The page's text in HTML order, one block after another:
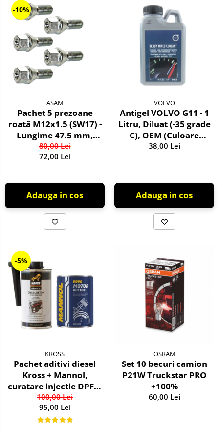
-10%
ASAM
Pachet 5 prezoane
roată M12x1.5 (SW17) -
Lungime 47.5 mm,
pentru jantă aliaj și
oțel
80,00 Lei
72,00 Lei
Adauga in cos
VOLVO
Antigel VOLVO G11 - 1
Litru, Diluat (-35 grade
C), OEM (Culoare
Verde)
38,00 Lei
Adauga in cos
-5%
KROSS
Pachet aditivi diesel
Kross + Mannol,
curatare injectie DPF si
stabilizare ulei
100,00 Lei
95,00 Lei
OSRAM
Set 10 becuri camion
P21W Truckstar PRO
+100%
60,00 Lei